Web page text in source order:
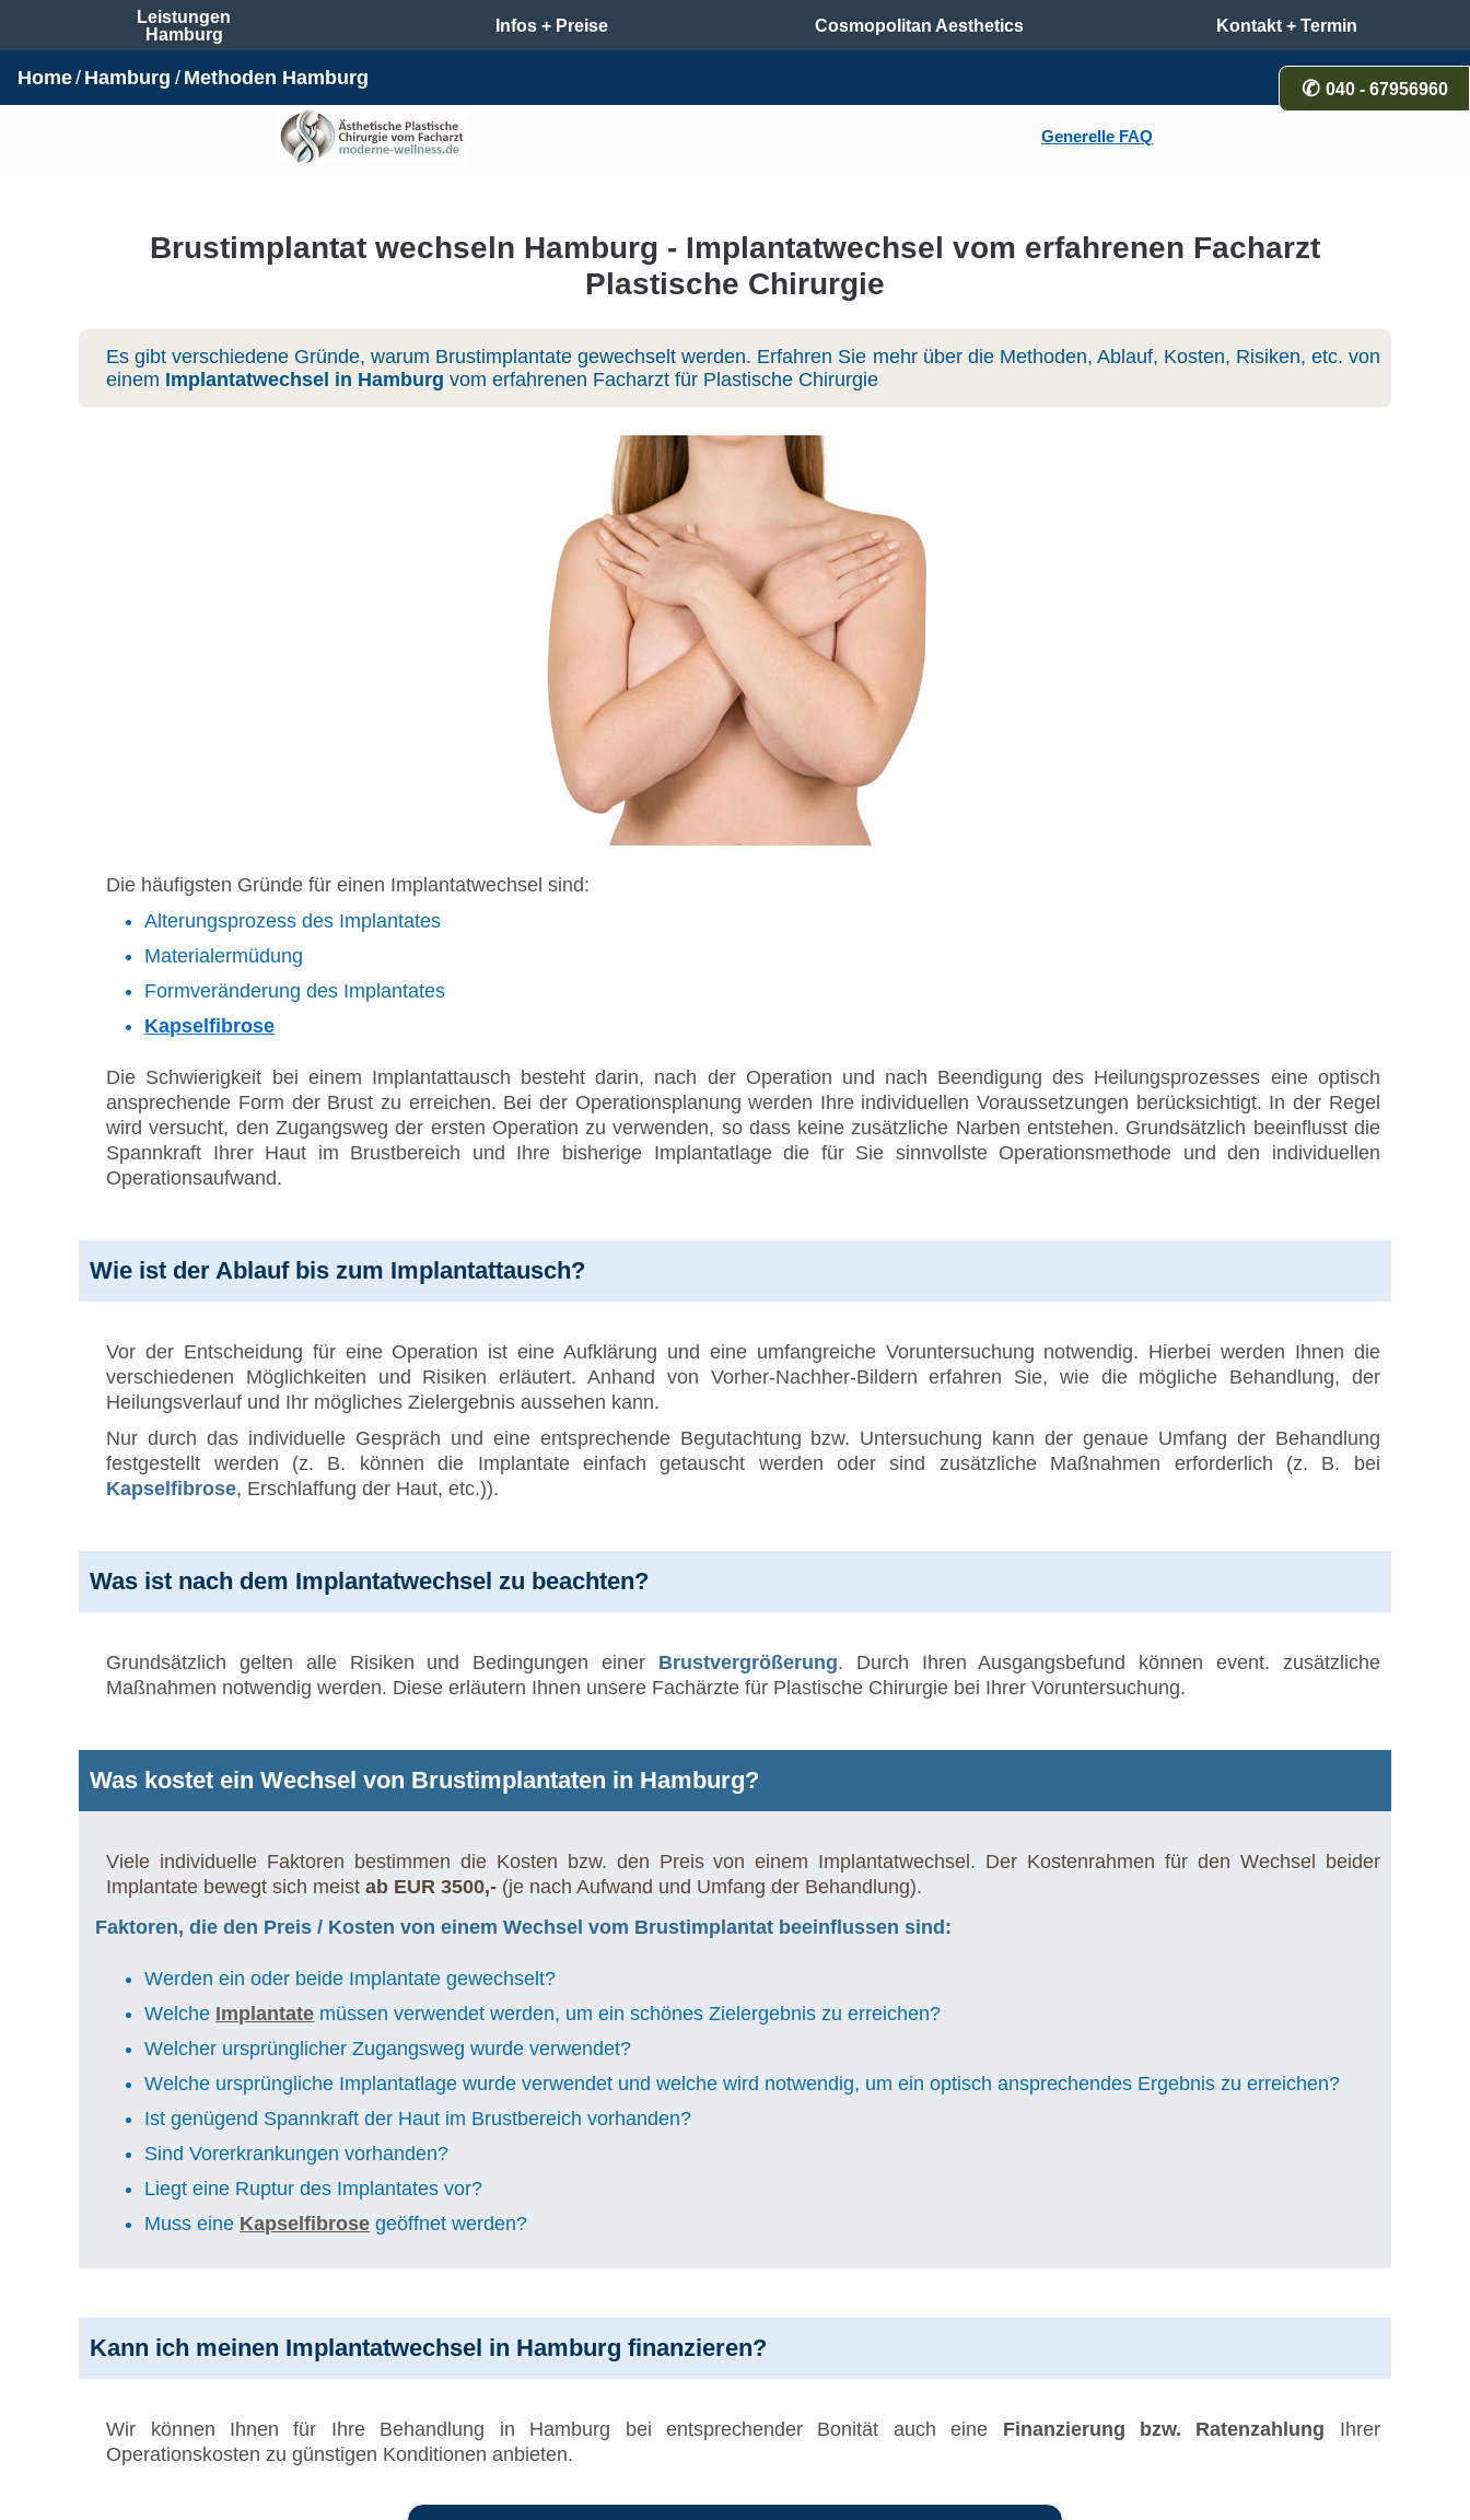
Generelle FAQ
Leistungen
Hamburg
Infos + Preise Cosmopolitan Aesthetics Kontakt + Termin
040 - 67956960
Home Hamburg Methoden Hamburg
Brustimplantat wechseln Hamburg - Implantatwechsel vom erfahrenen Facharzt
Plastische Chirurgie
Es gibt verschiedene Gründe, warum Brustimplantate gewechselt werden. Erfahren Sie mehr über die Methoden, Ablauf, Kosten, Risiken, etc. von
einem Implantatwechsel in Hamburg vom erfahrenen Facharzt für Plastische Chirurgie
Die häufigsten Gründe für einen Implantatwechsel sind:
Alterungsprozess des Implantates
Materialermüdung
Formveränderung des Implantates
Kapselfibrose
Die Schwierigkeit bei einem Implantattausch besteht darin, nach der Operation und nach Beendigung des Heilungsprozesses eine optisch
ansprechende Form der Brust zu erreichen. Bei der Operationsplanung werden Ihre individuellen Voraussetzungen berücksichtigt. In der Regel
wird versucht, den Zugangsweg der ersten Operation zu verwenden, so dass keine zusätzliche Narben entstehen. Grundsätzlich beeinflusst die
Spannkraft Ihrer Haut im Brustbereich und Ihre bisherige Implantatlage die für Sie sinnvollste Operationsmethode und den individuellen
Operationsaufwand.
Wie ist der Ablauf bis zum Implantattausch?
Vor der Entscheidung für eine Operation ist eine Aufklärung und eine umfangreiche Voruntersuchung notwendig. Hierbei werden Ihnen die
verschiedenen Möglichkeiten und Risiken erläutert. Anhand von Vorher-Nachher-Bildern erfahren Sie, wie die mögliche Behandlung, der
Heilungsverlauf und Ihr mögliches Zielergebnis aussehen kann.
Nur durch das individuelle Gespräch und eine entsprechende Begutachtung bzw. Untersuchung kann der genaue Umfang der Behandlung
festgestellt werden (z. B. können die Implantate einfach getauscht werden oder sind zusätzliche Maßnahmen erforderlich (z. B. bei
Kapselfibrose, Erschlaffung der Haut, etc.)).
Was ist nach dem Implantatwechsel zu beachten?
Grundsätzlich gelten alle Risiken und Bedingungen einer Brustvergrößerung. Durch Ihren Ausgangsbefund können event. zusätzliche
Maßnahmen notwendig werden. Diese erläutern Ihnen unsere Fachärzte für Plastische Chirurgie bei Ihrer Voruntersuchung.
Was kostet ein Wechsel von Brustimplantaten in Hamburg?
Viele individuelle Faktoren bestimmen die Kosten bzw. den Preis von einem Implantatwechsel. Der Kostenrahmen für den Wechsel beider
Implantate bewegt sich meistab EUR 3500,- (je nach Aufwand und Umfang der Behandlung).
Faktoren, die den Preis / Kosten von einem Wechsel vom Brustimplantat beeinflussen sind:
Werden ein oder beide Implantate gewechselt?
Welche Implantate müssen verwendet werden, um ein schönes Zielergebnis zu erreichen?
Welcher ursprünglicher Zugangsweg wurde verwendet?
Welche ursprüngliche Implantatlage wurde verwendet und welche wird notwendig, um ein optisch ansprechendes Ergebnis zu erreichen?
Ist genügend Spannkraft der Haut im Brustbereich vorhanden?
Sind Vorerkrankungen vorhanden?
Liegt eine Ruptur des Implantates vor?
Muss eine Kapselfibrose geöffnet werden?
Kann ich meinen Implantatwechsel in Hamburg finanzieren?
Wir können Ihnen für Ihre Behandlung in Hamburg bei entsprechender Bonität auch eine Finanzierung bzw. Ratenzahlung Ihrer
Operationskosten zu günstigen Konditionen anbieten.